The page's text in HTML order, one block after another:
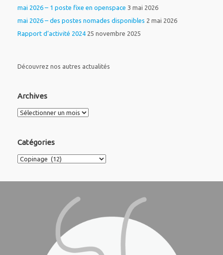
mai 2026 – 1 poste fixe en openspace 3 mai 2026
mai 2026 – des postes nomades disponibles 2 mai 2026
Rapport d’activité 2024 25 novembre 2025
Découvrez nos autres actualités
Archives
Archives
Catégories
Catégories